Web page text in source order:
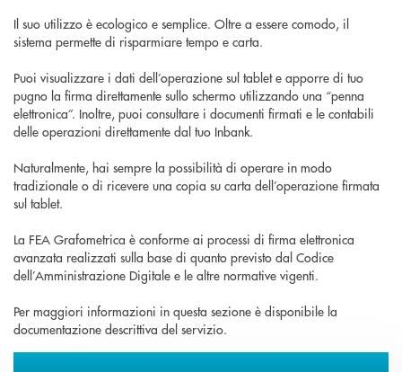
Il suo utilizzo è ecologico e semplice. Oltre a essere comodo, il
sistema permette di risparmiare tempo e carta.
Puoi visualizzare i dati dell’operazione sul tablet e apporre di tuo
pugno la firma direttamente sullo schermo utilizzando una “penna
elettronica”. Inoltre, puoi consultare i documenti firmati e le contabili
delle operazioni direttamente dal tuo Inbank.
Naturalmente, hai sempre la possibilità di operare in modo
tradizionale o di ricevere una copia su carta dell’operazione firmata
sul tablet.
La FEA Grafometrica è conforme ai processi di firma elettronica
avanzata realizzati sulla base di quanto previsto dal Codice
dell’Amministrazione Digitale e le altre normative vigenti.
Per maggiori informazioni in questa sezione è disponibile la
documentazione descrittiva del servizio.